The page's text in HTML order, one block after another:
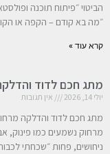
״מה בא קודם – הקפה או
קרא עוד »
מתג חכם לדוד
יולי 14, 2026 אין תגובות
מתג חכם לדוד והדלקה
מרחוק נשמעים כמו פינוק,
ניחושים, פחות ״שכחתי